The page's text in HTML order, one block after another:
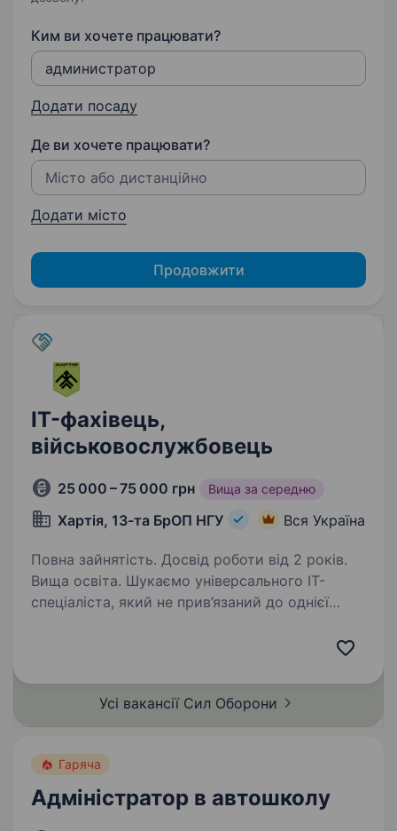
Ким ви хочете працювати?
Додати посаду
Де ви хочете працювати?
Додати місто
Продовжити
IT-фахівець,
військовослужбовець
25 000 – 75 000 грн Вища за середню
Хартія, 13-та БрОП НГУ Вся Україна
Повна зайнятість. Досвід роботи від 2 років.
Вища освіта. Шукаємо універсального IT-
спеціаліста, який не прив’язаний до однієї
цілому» і готовий…
Усі вакансії Сил Оборони
Гаряча
Адміністратор в автошколу